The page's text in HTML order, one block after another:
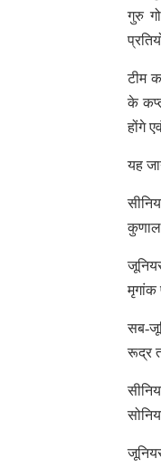
गुरु
टीम
के
होंगे
यह
कुणाल
मृगांक
सब-
रूद्र